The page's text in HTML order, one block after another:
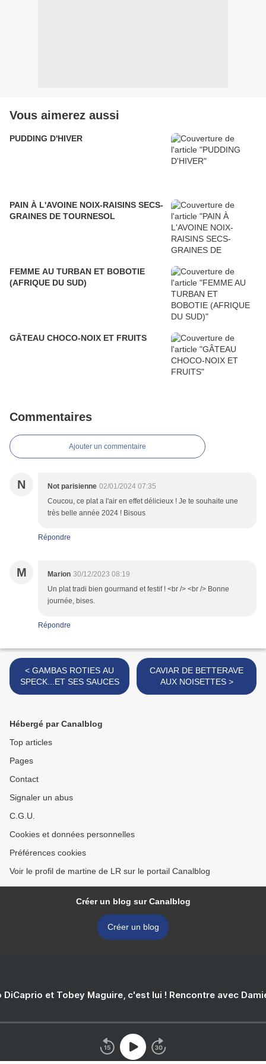
Vous aimerez aussi
PUDDING D'HIVER
PAIN À L'AVOINE NOIX-RAISINS SECS-
GRAINES DE TOURNESOL
FEMME AU TURBAN ET BOBOTIE
(AFRIQUE DU SUD)
GÂTEAU CHOCO-NOIX ET FRUITS
Commentaires
Ajouter un commentaire
N Not parisienne 02/01/2024 07:35
Coucou, ce plat a l'air en effet délicieux ! Je te souhaite une
très belle année 2024 ! Bisous
Répondre
M Marion 30/12/2023 08:19
Un plat tradi bien gourmand et festif ! <br /> <br /> Bonne
journée, bises.
Répondre
< GAMBAS ROTIES AU
SPECK...ET SES SAUCES
CAVIAR DE BETTERAVE
AUX NOISETTES >
Hébergé par Canalblog
Top articles
Pages
Contact
Signaler un abus
C.G.U.
Cookies et données personnelles
Préférences cookies
Voir le profil de martine de LR sur le portail Canalblog
Créer un blog sur Canalblog
Créer un blog
DiCaprio et Tobey Maguire, c'est lui ! Rencontre avec